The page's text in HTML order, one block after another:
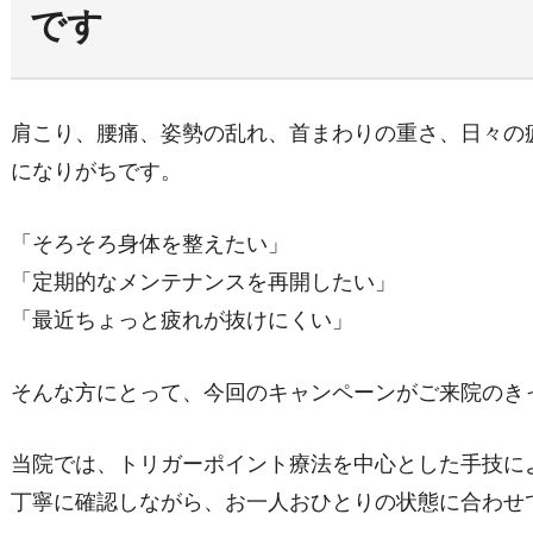
です
肩こり、腰痛、姿勢の乱れ、首まわりの重さ、日々
になりがちです。
「そろそろ身体を整えたい」
「定期的なメンテナンスを再開したい」
「最近ちょっと疲れが抜けにくい」
そんな方にとって、今回のキャンペーンがご来院の
当院では、トリガーポイント療法を中心とした手技
丁寧に確認しながら、お一人おひとりの状態に合わ